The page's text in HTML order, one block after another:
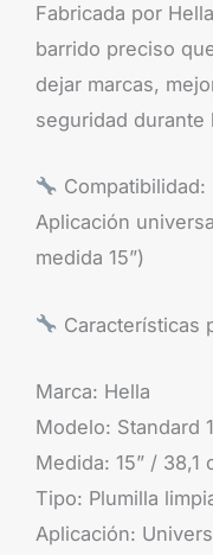
Fabricada por
barrido preciso
dejar marcas,
seguridad durante
Compatibilidad:
Aplicación
medida 15”)
Características
Marca: Hella
Modelo: Standard
Medida: 15” / 38,1
Tipo: Plumilla
Aplicación: